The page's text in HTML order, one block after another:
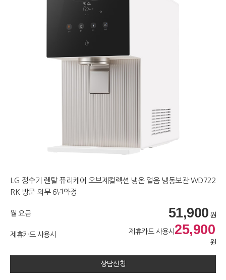
LG 정수기 렌탈 퓨리케어 오브제컬렉션 냉온 얼음 냉동보관 WD722
RK 방문 의무 6년약정
월 요금 51,900 원
제휴카드 사용시 제휴카드 사용시 25,900
원
상담신청